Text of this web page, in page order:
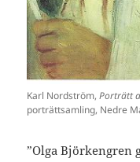
Karl Nordström,Porträtt
porträttsamling, Nedre
”Olga Björkengren